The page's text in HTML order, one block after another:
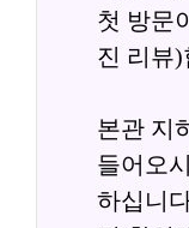
첫 방문
진 리뷰
본관 지
들어오
하십니